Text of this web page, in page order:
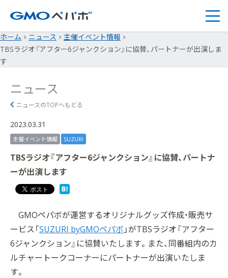
ホーム ニュース
主催イベント情報
TBSラジオ『アフター6ジャンクション』に協賛、パートナーが出演しま
す
ニュース
ニュースのTOPへもどる
2023.03.31
主催イベント情報 SUZURI
TBSラジオ『アフター6ジャンクション』に協賛、パートナ
ーが出演します
GMOペパボが運営するオリジナルグッズ作成・販売サ
ービス「SUZURI byGMOペパボ 」がTBSラジオ『アフター
6ジャンクション』に協賛いたします。また、同番組内のカ
ルチャートークコーナーにパートナーが出演いたしま
す。